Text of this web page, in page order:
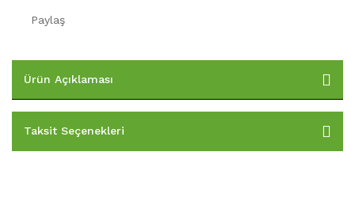
Paylaş
Ürün Açıklaması
Taksit Seçenekleri